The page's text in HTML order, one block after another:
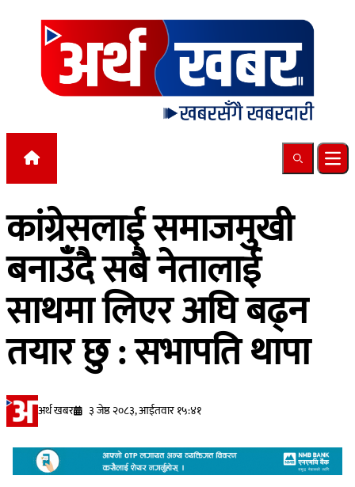
Skip to content
Search
कांग्रेसलाई समाजमुखी
बनाउँदै सबै नेतालाई
साथमा लिएर अघि बढ्न
तयार छु : सभापति थापा
अर्थ खबर ३ जेष्ठ २०८३, आईतवार १५:४१